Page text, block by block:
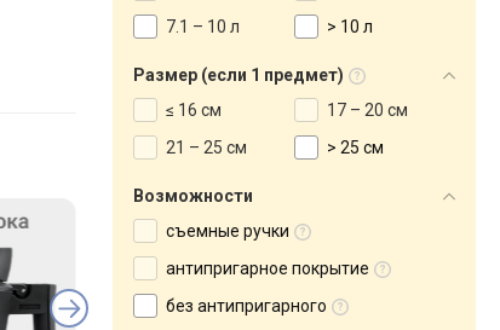
7.1 – 10 л
> 10 л
Размер (если 1 предмет)
≤ 16 см
17 – 20 см
21 – 25 см
> 25 см
Возможности
съемные ручки
антипригарное покрытие
без антипригарного